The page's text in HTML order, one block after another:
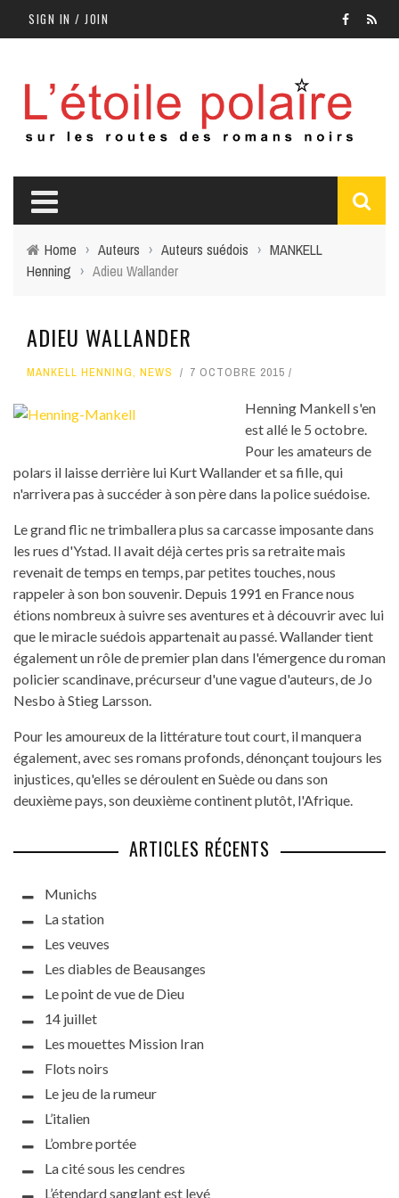
SIGN IN / JOIN
Home › Auteurs › Auteurs suédois › MANKELL
Henning › Adieu Wallander
ADIEU WALLANDER
MANKELL HENNING, NEWS 7 OCTOBRE 2015
Henning Mankell s'en
est allé le 5 octobre.
Pour les amateurs de
polars il laisse derrière lui Kurt Wallander et sa fille, qui
n'arrivera pas à succéder à son père dans la police suédoise.
Le grand flic ne trimballera plus sa carcasse imposante dans
les rues d'Ystad. Il avait déjà certes pris sa retraite mais
revenait de temps en temps, par petites touches, nous
rappeler à son bon souvenir. Depuis 1991 en France nous
étions nombreux à suivre ses aventures et à découvrir avec lui
que le miracle suédois appartenait au passé. Wallander tient
également un rôle de premier plan dans l'émergence du roman
policier scandinave, précurseur d'une vague d'auteurs, de Jo
Nesbo à Stieg Larsson.
Pour les amoureux de la littérature tout court, il manquera
également, avec ses romans profonds, dénonçant toujours les
injustices, qu'elles se déroulent en Suède ou dans son
deuxième pays, son deuxième continent plutôt, l'Afrique.
ARTICLES RÉCENTS
Munichs
La station
Les veuves
Les diables de Beausanges
Le point de vue de Dieu
14 juillet
Les mouettes Mission Iran
Flots noirs
Le jeu de la rumeur
L’italien
L’ombre portée
La cité sous les cendres
L’étendard sanglant est levé